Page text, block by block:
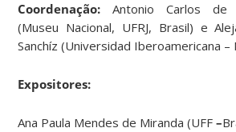
Coordenação: Antonio Carlos de
(Museu Nacional, UFRJ, Brasil) e
Sanchíz (Universidad Iberoamericana –
Expositores:
Ana Paula Mendes de Miranda (UFF–